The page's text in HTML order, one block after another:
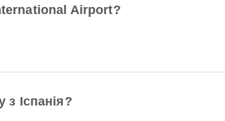
Airport?
Іспанія?